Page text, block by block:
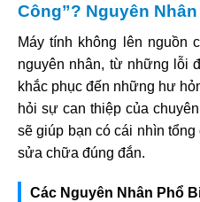
Công”? Nguyên Nhân
Máy tính không lên nguồn
nguyên nhân, từ những lỗi
khắc phục đến những hư
hỏi sự can thiệp của
sẽ giúp bạn có cái nhìn
sửa chữa đúng đắn.
Các Nguyên Nhân Phổ